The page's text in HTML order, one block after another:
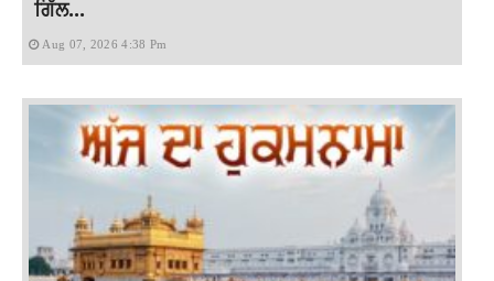
ਗਿੱਲ...
Aug 07, 2026 4:38 Pm